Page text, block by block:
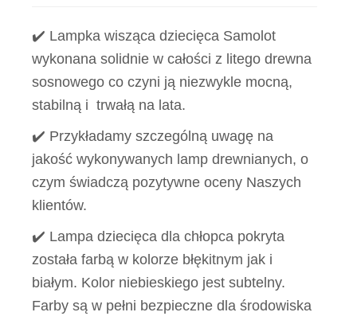
✔️ Lampka wisząca dziecięca Samolot
wykonana solidnie w całości z litego drewna
sosnowego co czyni ją niezwykle mocną,
stabilną i trwałą na lata.
✔️ Przykładamy szczególną uwagę na
jakość wykonywanych lamp drewnianych, o
czym świadczą pozytywne oceny Naszych
klientów.
✔️ Lampa dziecięca dla chłopca pokryta
została farbą w kolorze błękitnym jak i
białym. Kolor niebieskiego jest subtelny.
Farby są w pełni bezpieczne dla środowiska